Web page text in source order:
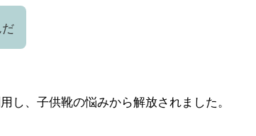
し、子供靴の悩みから解放されました。